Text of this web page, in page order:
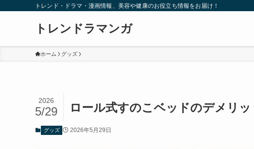
トレンド・ドラマ・漫画情報、美容や健康のお役立ち情報をお届け！
トレンドラマンガ
ホーム グッズ
ロール式すのこベッドのデメリ
2026
5/29
グッズ 2026年5月29日